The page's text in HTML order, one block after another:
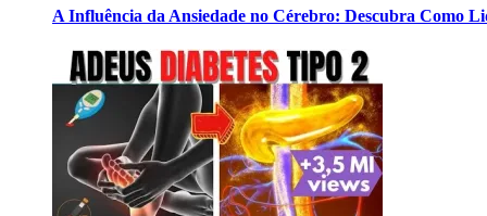
A Influência da Ansiedade no Cérebro: Descubra Como